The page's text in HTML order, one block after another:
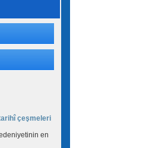
çeşmeleri
en